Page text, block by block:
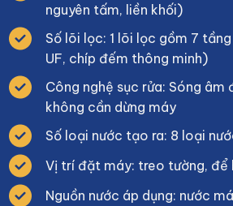
nguyên tấm, liền khối)
Số lõi lọc: 1 lõi lọc gồm 7
UF, chíp đếm thông minh)
Công nghệ sục rửa: Sóng âm
không cần dừng máy
Số loại nước tạo ra: 8 loại
Vị trí đặt máy: treo tường, để
Nguồn nước áp dụng: nước